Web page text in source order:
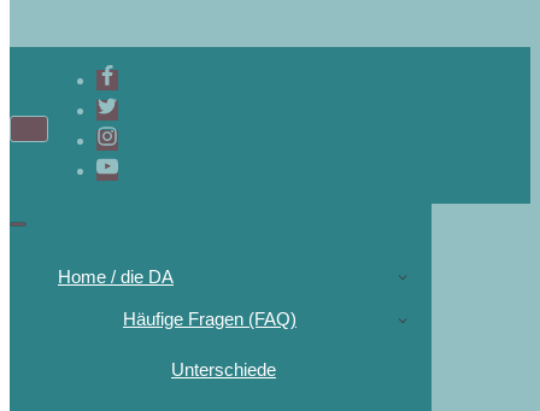
Navigations-
Navigations-
Home / die DA
Häufige Fragen (FAQ)
Unterschiede